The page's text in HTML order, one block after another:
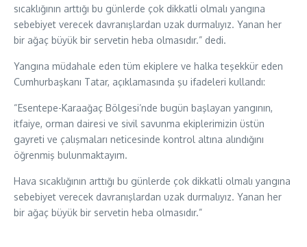
sıcaklığının arttığı bu günlerde çok dikkatli olmalı yangına
sebebiyet verecek davranışlardan uzak durmalıyız. Yanan her
bir ağaç büyük bir servetin heba olmasıdır.” dedi.
Yangına müdahale eden tüm ekiplere ve halka teşekkür eden
Cumhurbaşkanı Tatar, açıklamasında şu ifadeleri kullandı:
“Esentepe-Karaağaç Bölgesi’nde bugün başlayan yangının,
itfaiye, orman dairesi ve sivil savunma ekiplerimizin üstün
gayreti ve çalışmaları neticesinde kontrol altına alındığını
öğrenmiş bulunmaktayım.
Hava sıcaklığının arttığı bu günlerde çok dikkatli olmalı yangına
sebebiyet verecek davranışlardan uzak durmalıyız. Yanan her
bir ağaç büyük bir servetin heba olmasıdır.”